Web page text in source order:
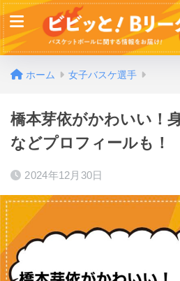
ホーム 女子バスケ選手
橋本芽依がかわいい！
などプロフィールも！
2024年12月30日